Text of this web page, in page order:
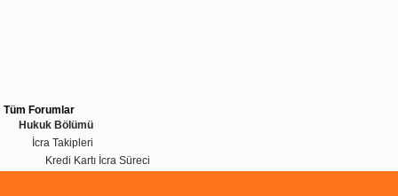
Tüm Forumlar
Hukuk Bölümü
İcra Takipleri
Kredi Kartı İcra Süreci